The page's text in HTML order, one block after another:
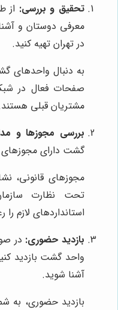
تحقیق و بررسی: از
معرفی دوستان و
در تهران تهیه کنید.
به دنبال واحدهای
صفحات فعال در
مشتریان قبلی
بررسی مجوزها و
گشت دارای مجوزهای
مجوزهای قانونی،
تحت نظارت
استانداردهای لازم
بازدید حضوری: در
واحد گشت بازدید
آشنا شوید.
بازدید حضوری، به